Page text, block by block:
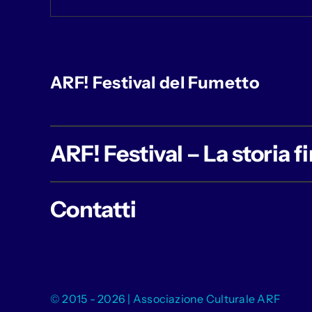
ARF! Festival del Fumetto
ARF! Festival – La storia
Contatti
© 2015 - 2026 | Associazione Culturale ARF